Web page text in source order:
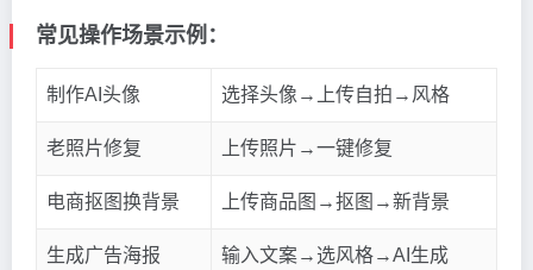
常见操作场景示例：
制作AI头像 选择头像→上传自拍→风格
老照片修复 上传照片→一键修复
电商抠图换背景 上传商品图→抠图→新背景
生成广告海报 输入文案→选风格→AI生成